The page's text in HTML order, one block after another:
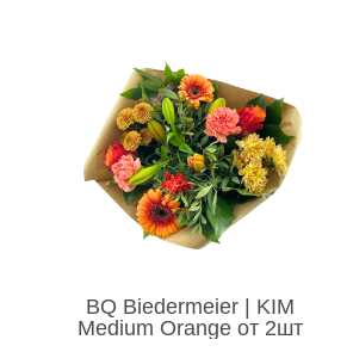
BQ Biedermeier | KIM
Medium Orange от 2шт